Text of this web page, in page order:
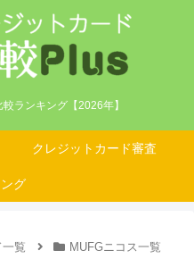
ランキング【2026年】
クレジットカード審査
グ
覧 MUFGニコス一覧